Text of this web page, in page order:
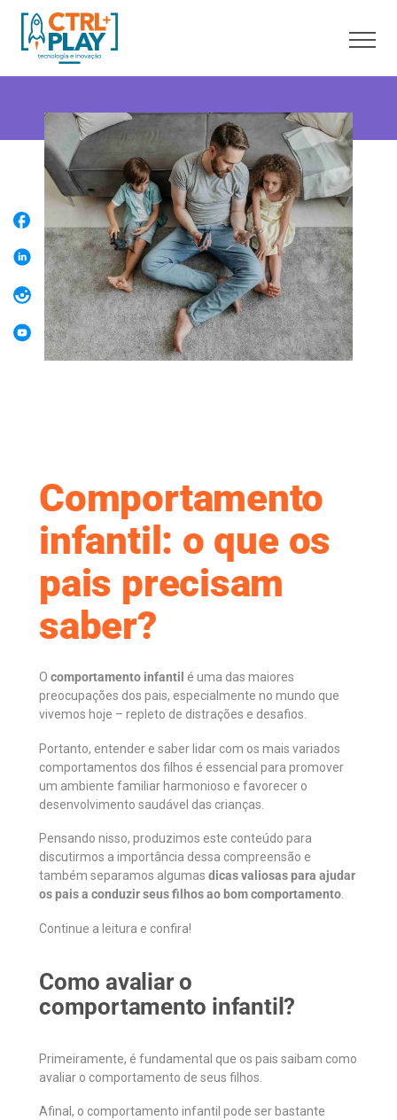
Cursos presenciais
Unidades
Franquia
Blog
Contato
Faça uma Aula Grátis
Comportamento
infantil: o que os
pais precisam
saber?
O comportamento infantil é uma das maiores
preocupações dos pais, especialmente no mundo que
vivemos hoje – repleto de distrações e desafios.
Portanto, entender e saber lidar com os mais variados
comportamentos dos filhos é essencial para promover
um ambiente familiar harmonioso e favorecer o
desenvolvimento saudável das crianças.
Pensando nisso, produzimos este conteúdo para
discutirmos a importância dessa compreensão e
também separamos algumas dicas valiosas para ajudar
os pais a conduzir seus filhos ao bom comportamento.
Continue a leitura e confira!
Como avaliar o
comportamento infantil?
Primeiramente, é fundamental que os pais saibam como
avaliar o comportamento de seus filhos.
Afinal, o comportamento infantil pode ser bastante